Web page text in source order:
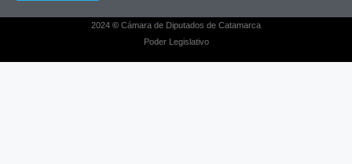
2024 © Cámara de Diputados de Catamarca
Poder Legislativo